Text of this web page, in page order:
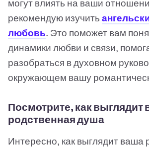
могут влиять на ваши
рекомендую изучить
любовь. Это поможет вам
динамики любви и связи,
разобраться в духовном
окружающем вашу
Посмотрите, как выглядит
родственная душа
Интересно, как выглядит ваша